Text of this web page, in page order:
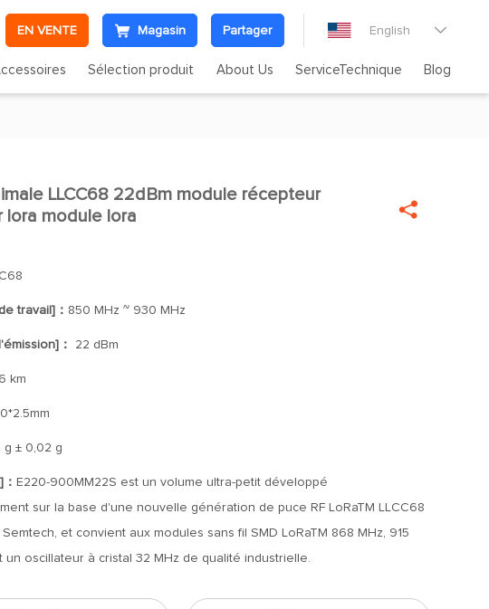
EN VENTE Magasin Partager English 
Sélection produit About Us ServiceTechnique Blog

LLCC68 22dBm module récepteur
lora module lora

travail]： 850 MHz ~ 930 MHz
： 22 dBm
6 km
g ± 0,02 g
E220-900MM22S est un volume ultra-petit développé
sur la base d'une nouvelle génération de puce RF LoRaTM LLCC68
et convient aux modules sans fil SMD LoRaTM 868 MHz, 915
un oscillateur à cristal 32 MHz de qualité industrielle.